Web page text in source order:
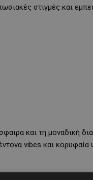
στιγμές και
και τη μοναδική
vibes και κορυφαία